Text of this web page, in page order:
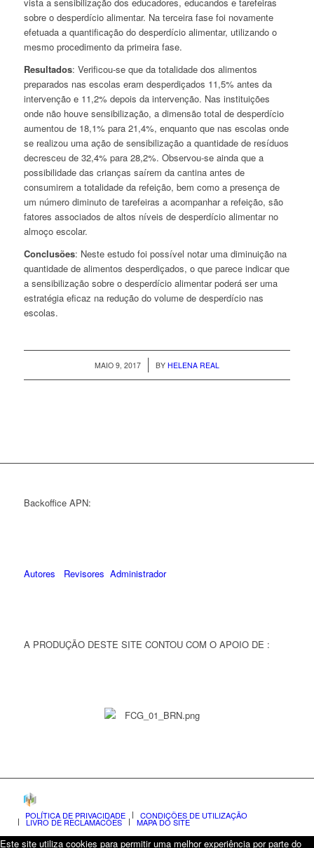
sobre o desperdício alimentar. Na terceira fase foi novamente
efetuada a quantificação do desperdício alimentar, utilizando o
mesmo procedimento da primeira fase.
Resultados: Verificou-se que da totalidade dos alimentos
preparados nas escolas eram desperdiçados 11,5% antes da
intervenção e 11,2% depois da intervenção. Nas instituições
onde não houve sensibilização, a dimensão total de desperdício
aumentou de 18,1% para 21,4%, enquanto que nas escolas onde
se realizou uma ação de sensibilização a quantidade de resíduos
decresceu de 32,4% para 28,2%. Observou-se ainda que a
possibilidade das crianças saírem da cantina antes de
consumirem a totalidade da refeição, bem como a presença de
um número diminuto de tarefeiras a acompanhar a refeição, são
fatores associados de altos níveis de desperdício alimentar no
almoço escolar.
Conclusões: Neste estudo foi possível notar uma diminuição na
quantidade de alimentos desperdiçados, o que parece indicar que
a sensibilização sobre o desperdício alimentar poderá ser uma
estratégia eficaz na redução do volume de desperdício nas
escolas.
MAIO 9, 2017
/ BY HELENA REAL
Backoffice APN:
Autores Revisores Administrador
A PRODUÇÃO DESTE SITE CONTOU COM O APOIO DE :
POLÍTICA DE PRIVACIDADE CONDIÇÕES DE UTILIZAÇÃO
LIVRO DE RECLAMAÇÕES MAPA DO SITE
Este site utiliza cookies para permitir uma melhor experiência por parte do